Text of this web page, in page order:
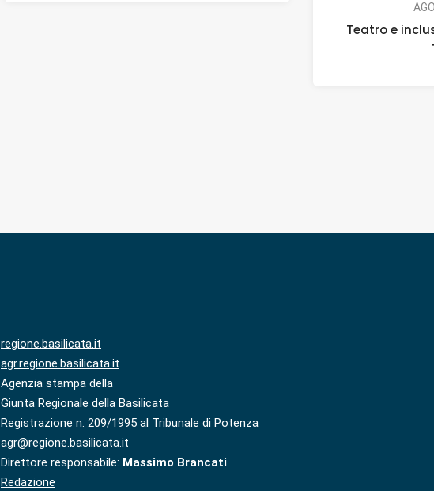
Teatro e
regione.basilicata.it
agr.regione.basilicata.it
Agenzia stampa della
Giunta Regionale della Basilicata
Registrazione n. 209/1995 al Tribunale di Potenza
agr@regione.basilicata.it
Direttore responsabile: Massimo Brancati
Redazione